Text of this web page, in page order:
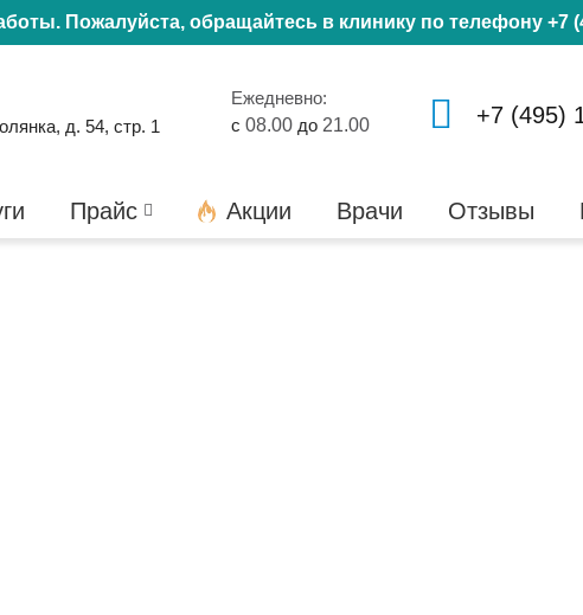
Пожалуйста, обращайтесь в клинику по телефону +7
д. 54, стр. 1
Ежедневно:
с 08.00 до 21.00 +7 (495)
Прайс Акции Врачи Отзывы